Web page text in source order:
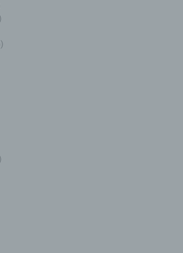
jede von der betroffenen Person
bestimmten Fall in informierter
abgegebene
in Form einer Erklärung oder
eindeutigen bestätigenden
der die betroffene Person zu
dass sie mit der Verarbeitung der
personenbezogenen Daten
des für die Verarbeitung